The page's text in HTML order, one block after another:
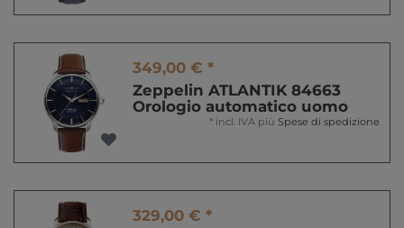
349,00 € *
Zeppelin ATLANTIK 84663
Orologio automatico uomo
* incl. IVA più Spese di spedizione
329,00 € *